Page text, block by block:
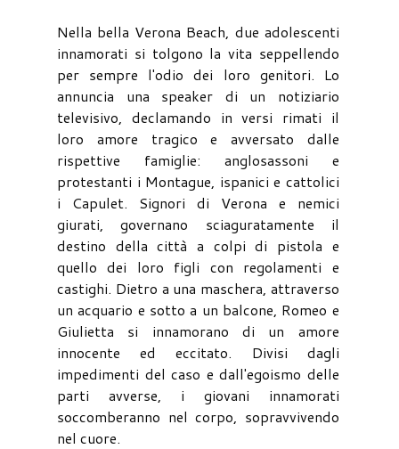
Nella bella Verona Beach, due adolescenti
innamorati si tolgono la vita seppellendo
per sempre l'odio dei loro genitori. Lo
annuncia una speaker di un notiziario
televisivo, declamando in versi rimati il
loro amore tragico e avversato dalle
rispettive famiglie: anglosassoni e
protestanti i Montague, ispanici e cattolici
i Capulet. Signori di Verona e nemici
giurati, governano sciaguratamente il
destino della città a colpi di pistola e
quello dei loro figli con regolamenti e
castighi. Dietro a una maschera, attraverso
un acquario e sotto a un balcone, Romeo e
Giulietta si innamorano di un amore
innocente ed eccitato. Divisi dagli
impedimenti del caso e dall'egoismo delle
parti avverse, i giovani innamorati
soccomberanno nel corpo, sopravvivendo
nel cuore.